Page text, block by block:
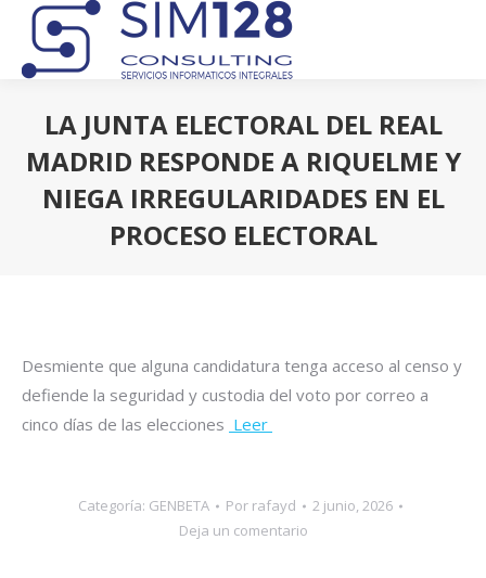
LA JUNTA ELECTORAL DEL REAL
MADRID RESPONDE A RIQUELME Y
NIEGA IRREGULARIDADES EN EL
PROCESO ELECTORAL
Desmiente que alguna candidatura tenga acceso al censo y
defiende la seguridad y custodia del voto por correo a
cinco días de las elecciones Leer
Categoría: GENBETA Por rafayd
2 junio, 2026
Deja un comentario